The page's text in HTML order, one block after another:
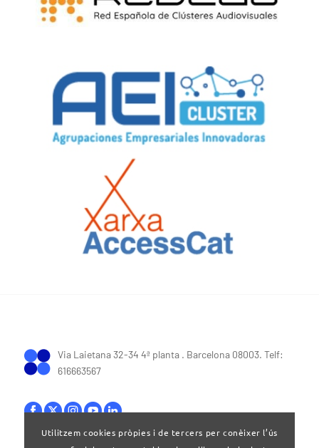
Via Laietana 32-34 4ª planta . Barcelona 08003. Telf:
616663567
Utilitzem cookies pròpies i de tercers per conèixer l’ús